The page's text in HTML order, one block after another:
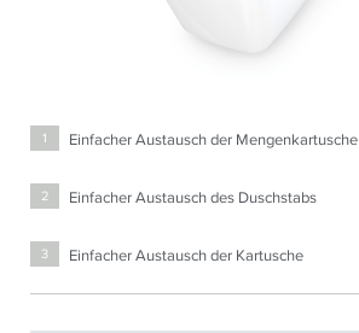
1 Einfacher Austausch der Mengenkartusche
2 Einfacher Austausch des Duschstabs
3 Einfacher Austausch der Kartusche